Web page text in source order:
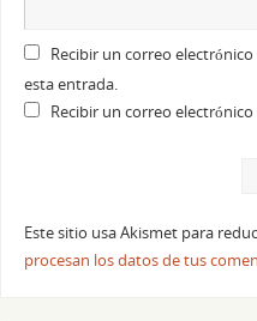
Recibir un correo
esta entrada.
Recibir un correo
Este sitio usa Akismet para
procesan los datos de tus